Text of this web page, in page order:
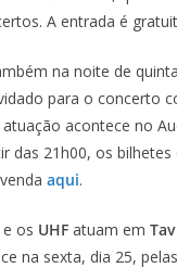
A entrada é
na noite de
para o concerto
atuação acontece no
das 21h00, os bilhetes
aqui.
e os UHF atuam em
na sexta, dia 25,